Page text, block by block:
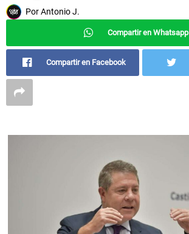
PorAntonio J.
Compartir en Whatsapp
Compartir en Facebook